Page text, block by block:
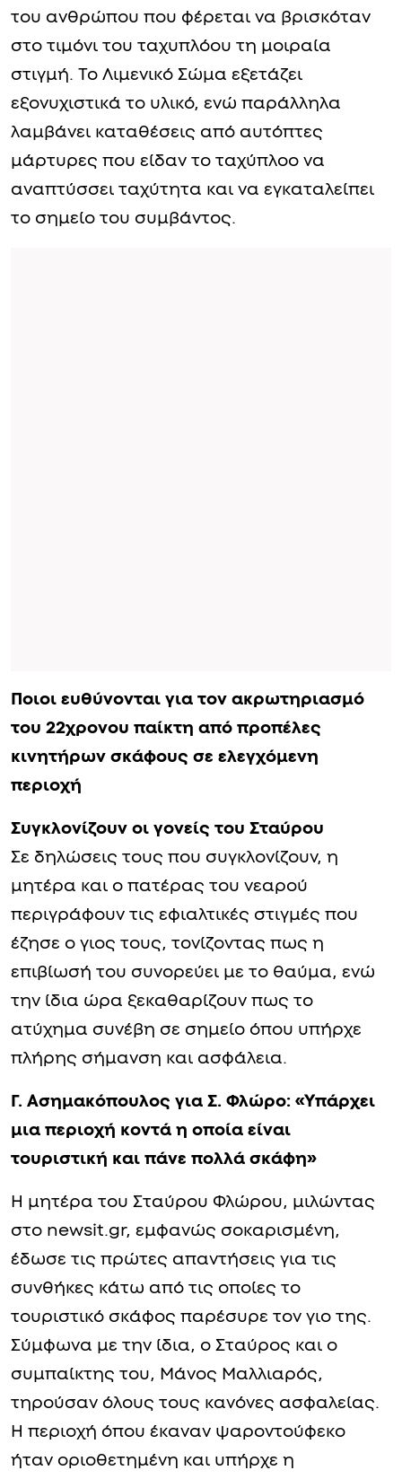
του ανθρώπου που φέρεται να βρισκόταν
στο τιμόνι του ταχυπλόου τη μοιραία
στιγμή. Το Λιμενικό Σώμα εξετάζει
εξονυχιστικά το υλικό, ενώ παράλληλα
λαμβάνει καταθέσεις από αυτόπτες
μάρτυρες που είδαν το ταχύπλοο να
αναπτύσσει ταχύτητα και να εγκαταλείπει
το σημείο του συμβάντος.
Ποιοι ευθύνονται για τον ακρωτηριασμό
του 22χρονου παίκτη από προπέλες
κινητήρων σκάφους σε ελεγχόμενη
περιοχή
Συγκλονίζουν οι γονείς του Σταύρου
Σε δηλώσεις τους που συγκλονίζουν, η
μητέρα και ο πατέρας του νεαρού
περιγράφουν τις εφιαλτικές στιγμές που
έζησε ο γιος τους, τονίζοντας πως η
επιβίωσή του συνορεύει με το θαύμα, ενώ
την ίδια ώρα ξεκαθαρίζουν πως το
ατύχημα συνέβη σε σημείο όπου υπήρχε
πλήρης σήμανση και ασφάλεια.
Γ. Ασημακόπουλος για Σ. Φλώρο: «Υπάρχει
μια περιοχή κοντά η οποία είναι
τουριστική και πάνε πολλά σκάφη»
Η μητέρα του Σταύρου Φλώρου, μιλώντας
στο newsit.gr, εμφανώς σοκαρισμένη,
έδωσε τις πρώτες απαντήσεις για τις
συνθήκες κάτω από τις οποίες το
τουριστικό σκάφος παρέσυρε τον γιο της.
Σύμφωνα με την ίδια, ο Σταύρος και ο
συμπαίκτης του, Μάνος Μαλλιαρός,
τηρούσαν όλους τους κανόνες ασφαλείας.
Η περιοχή όπου έκαναν ψαροντούφεκο
ήταν οριοθετημένη και υπήρχε η